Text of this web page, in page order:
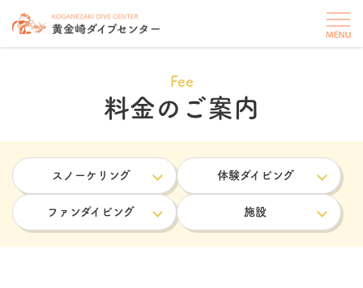
Fee
料金のご案内
スノーケリング 体験ダイビング
ファンダイビング 施設